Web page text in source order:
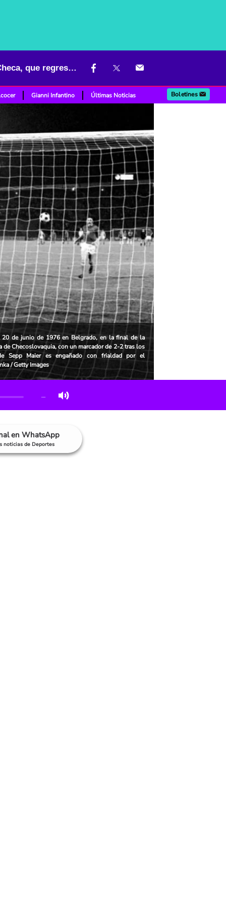
Penal a lo Panenka: legado de medio siglo acompaña a República Checa, que regresa a un Mundial
Gianni Infantino Últimas Noticias Boletines
de junio de 1976 en Belgrado, en la final de la
Checoslovaquia, con un marcador de 2-2 tras los
Sepp Maier es engañado con frialdad por el
/ Getty Images
…
en WhatsApp
noticias de Deportes